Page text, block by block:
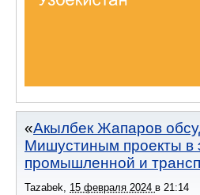
Акылбек Жапаров
Мишустиным проекты в
промышленной и
Tazabek, 15 февраля 2024 в 21:14